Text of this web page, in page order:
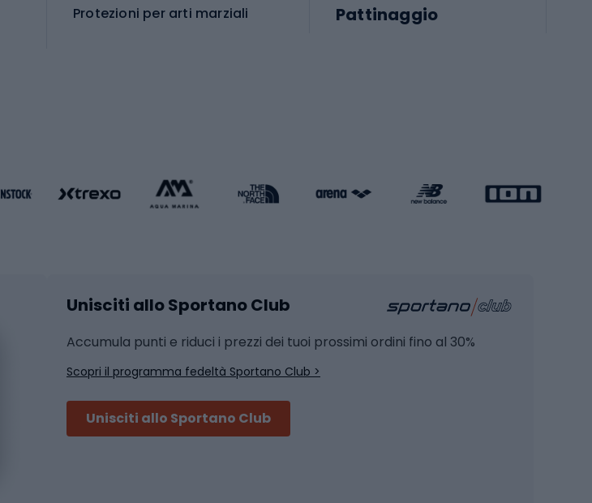
Protezioni per arti marziali
Yoga
Abbigliamento fitness
Sport con le racchette
Badminton
Ping pong
Tennis
Pattinaggio
Caschi da pattinaggio
Pesca al siluro
Pesca a spinning
Unisciti allo Sportano Club
Accumula punti e riduci i prezzi dei tuoi prossimi ordini fino al 30%
Scopri il programma fedeltà Sportano Club >
Unisciti allo Sportano Club